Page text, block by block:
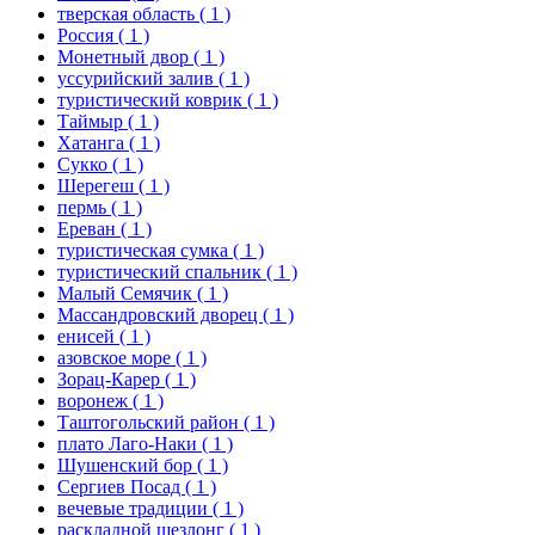
тверская область ( 1 )
Россия ( 1 )
Монетный двор ( 1 )
уссурийский залив ( 1 )
туристический коврик ( 1 )
Таймыр ( 1 )
Хатанга ( 1 )
Сукко ( 1 )
Шерегеш ( 1 )
пермь ( 1 )
Ереван ( 1 )
туристическая сумка ( 1 )
туристический спальник ( 1 )
Малый Семячик ( 1 )
Массандровский дворец ( 1 )
енисей ( 1 )
азовское море ( 1 )
Зорац-Карер ( 1 )
воронеж ( 1 )
Таштогольский район ( 1 )
плато Лаго-Наки ( 1 )
Шушенский бор ( 1 )
Сергиев Посад ( 1 )
вечевые традиции ( 1 )
раскладной шезлонг ( 1 )